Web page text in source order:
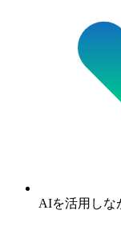
AIを活用しな